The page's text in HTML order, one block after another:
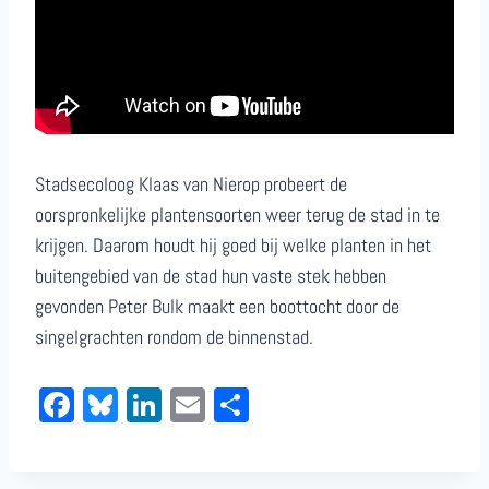
Stadsecoloog Klaas van Nierop probeert de
oorspronkelijke plantensoorten weer terug de stad in te
krijgen. Daarom houdt hij goed bij welke planten in het
buitengebied van de stad hun vaste stek hebben
gevonden Peter Bulk maakt een boottocht door de
singelgrachten rondom de binnenstad.
Fa Bl
Li
E